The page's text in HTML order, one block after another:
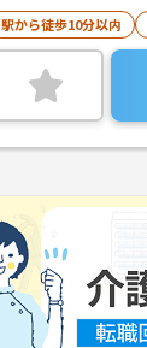
駅から徒歩10分以内